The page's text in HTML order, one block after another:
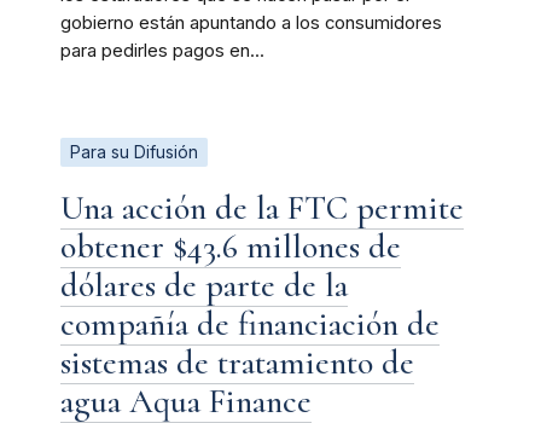
gobierno están apuntando a los consumidores
para pedirles pagos en...
Para su Difusión
Una acción de la FTC permite
obtener $43.6 millones de
dólares de parte de la
compañía de financiación de
sistemas de tratamiento de
agua Aqua Finance